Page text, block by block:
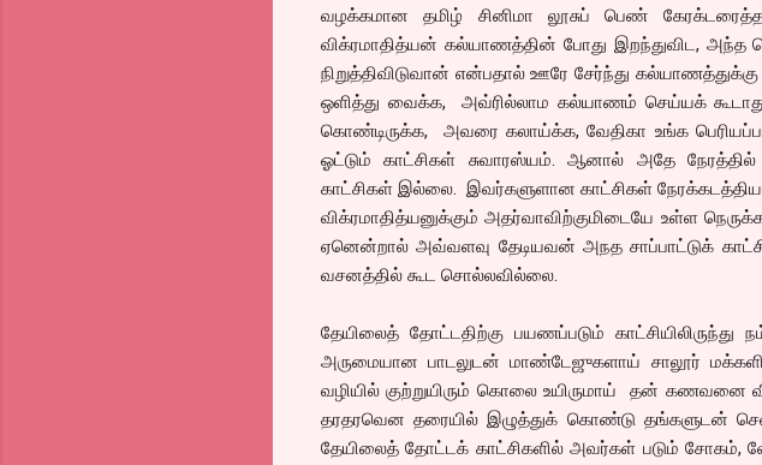
வழக்கமான தமிழ் சினிமா லூசுப் பெண்
விக்ரமாதித்யன் கல்யாணத்தின் போது இறந்துவிட, அந்த
நிறுத்திவிடுவான் என்பதால் ஊரே சேர்ந்து
ஒளித்து வைக்க, அவ்ரில்லாம கல்யாணம் செய்யக் கூடாது
கொண்டிருக்க, அவரை கலாய்க்க, வேதிகா உங்க
ஓட்டும் காட்சிகள் சுவாரஸ்யம். ஆனால் அதே நேரத்தில்
காட்சிகள் இல்லை. இவர்களுளான காட்சிகள்
விக்ரமாதித்யனுக்கும் அதர்வாவிற்குமிடையே உள்ள
ஏனென்றால் அவ்வளவு தேடியவன் அநத சாப்பாட்டுக்
வசனத்தில் கூட சொல்லவில்லை.
தேயிலைத் தோட்டதிற்கு பயணப்படும் காட்சியிலிருந்து
அருமையான பாடலுடன் மாண்டேஜுகளாய் சாலூர்
வழியில் குற்றுயிரும் கொலை உயிருமாய் தன் கணவனை
தரதரவென தரையில் இழுத்துக் கொண்டு தங்களுடன்
தேயிலைத் தோட்டக் காட்சிகளில் அவர்கள் படும் சோகம்,